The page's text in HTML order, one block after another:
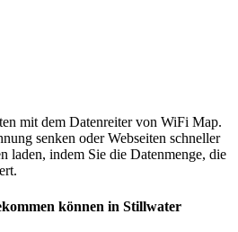
mit dem Datenreiter von WiFi Map.
senken oder Webseiten schneller
laden, indem Sie die Datenmenge, die
können in Stillwater